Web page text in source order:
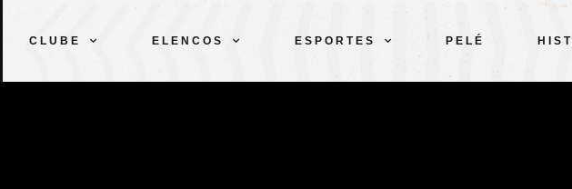
CLUBE ELENCOS ESPORTES PELÉ